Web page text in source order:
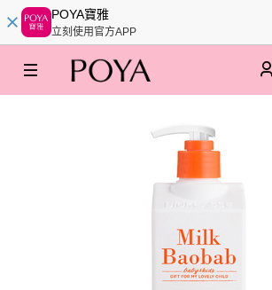
POYA寶雅
立刻使用官方APP